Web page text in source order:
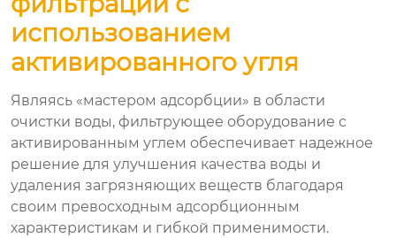
использованием
активированного угля
Являясь «мастером адсорбции» в области
очистки воды, фильтрующее оборудование с
активированным углем обеспечивает надежное
решение для улучшения качества воды и
удаления загрязняющих веществ благодаря
своим превосходным адсорбционным
характеристикам и гибкой применимости.